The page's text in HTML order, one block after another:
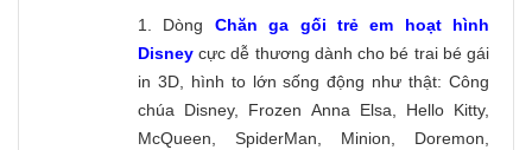
1. Dòng Chăn ga gối trẻ em hoạt hình
Disney cực dễ thương dành cho bé trai bé gái
in 3D, hình to lớn sống động như thật: Công
chúa Disney, Frozen Anna Elsa, Hello Kitty,
McQueen, SpiderMan, Minion, Doremon,